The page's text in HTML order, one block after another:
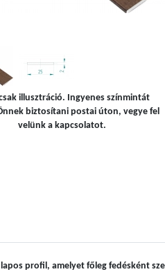
illusztráció. Ingyenes színmintát
biztosítani postai úton, vegye fel
velünk a kapcsolatot.
lapos profil, amelyet főleg fedésként